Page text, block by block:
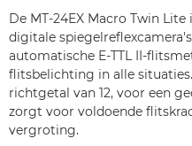
De MT-24EX Macro Twin
digitale
automatische E-TTL II-
flitsbelichting in alle
richtgetal van 12, voor een
zorgt voor voldoende
vergroting.